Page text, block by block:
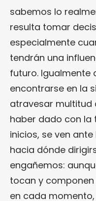
sabemos lo
resulta tomar
especialmente
tendrán una
futuro. Igualmente
encontrarse en la
atravesar multitud
haber dado con la
inicios, se ven
hacia dónde
engañemos:
tocan y componen
en cada